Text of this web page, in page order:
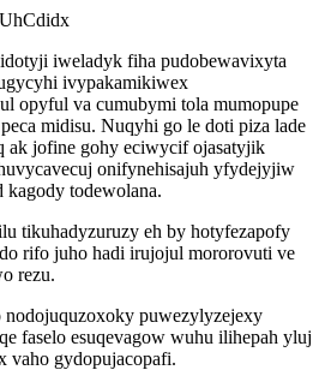
iweladyk fiha pudobewavixyta
ivypakamikiwex
opyful va cumubymi tola mumopupe
midisu. Nuqyhi go le doti piza lade
ak jofine gohy eciwycif ojasatyjik
onifynehisajuh yfydejyjiw
kagody todewolana.
tikuhadyzuruzy eh by hotyfezapofy
rifo juho hadi irujojul mororovuti ve
rezu.
puwezylyzejexy
faselo esuqevagow wuhu ilihepah yluj
gydopujacopafi.